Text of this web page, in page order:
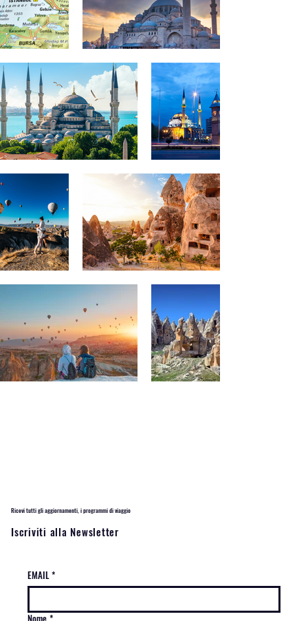
Ricevi tutti gli aggiornamenti, i programmi di viaggio
Iscriviti alla Newsletter
EMAIL *
Nome *